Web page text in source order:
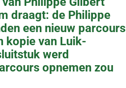
draagt: de Philippe
een nieuw parcours
kopie van Luik-
werd
opnemen zou